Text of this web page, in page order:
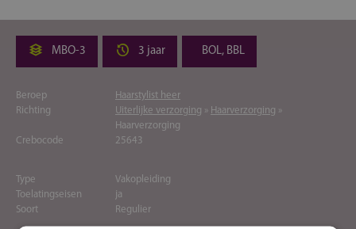
MBO-3 3 jaar BOL, BBL
Beroep
Haarstylist heer
Richting
Uiterlijke verzorging » Haarverzorging »
Haarverzorging
Crebocode
25643
Type
Vakopleiding
Toelatingseisen
ja
Soort
Regulier